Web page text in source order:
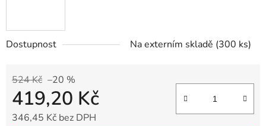
Dostupnost Na externím skladě (300 ks)
524 Kč –20 %
419,20 Kč
346,45 Kč bez DPH